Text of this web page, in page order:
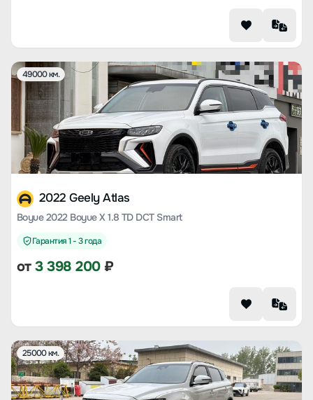
49000 км.
2022 Geely Atlas
Boyue 2022 Boyue X 1.8 TD DCT Smart
Гарантия 1 - 3 года
от3 398 200₽
25000 км.